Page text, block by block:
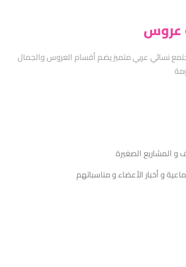
عروس
نسائي عربي متميز يضم أقسام العروس والجمال
و المشاريع الصغيرة
و أخبار الأعضاء و مناسباتهم